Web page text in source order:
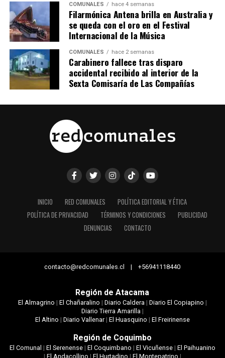
COMUNALES hace 4 semanas
Filarmónica Antena brilla en Australia y
se queda con el oro en el Festival
Internacional de la Música
COMUNALES hace 2 semanas
Carabinero fallece tras disparo
accidental recibido al interior de la
Sexta Comisaría de Las Compañías
INICIO RED COMUNALES
POLÍTICA EDITORIAL Y ÉTICA
POLÍTICA DE PRIVACIDAD
TÉRMINOS Y CONDICIONES
PUBLICIDAD
DENUNCIAS
CONTACTO
contacto@redcomunales.cl | +56941118440
Región de Atacama
El Almagrino | El Chañaralino | Diario Caldera | Diario El Copiapino |
Diario Tierra Amarilla |
El Altino | Diario Vallenar| El Huasquino | El Freirinense
Región de Coquimbo
El Comunal | El Serenense| El Coquimbano | El Vicuñense| El Paihuanino
| El Andacollino | El Hurtadino | El Montepatrino |